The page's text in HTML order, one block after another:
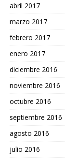
abril 2017
marzo 2017
febrero 2017
enero 2017
diciembre 2016
noviembre 2016
octubre 2016
septiembre 2016
agosto 2016
julio 2016